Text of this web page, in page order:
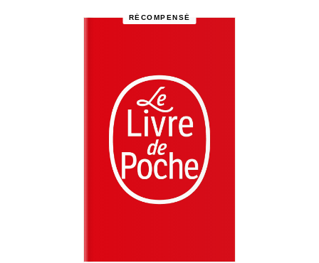
RÉCOMPENSÉ